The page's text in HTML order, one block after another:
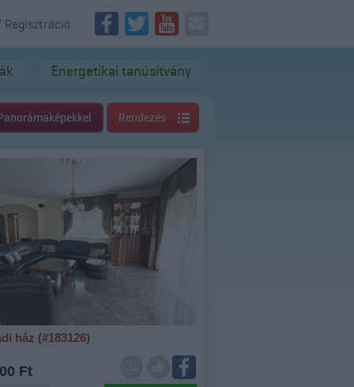
Regisztráció
Energetikai tanúsítvány
Rendezés
ház (#183126)
Ft